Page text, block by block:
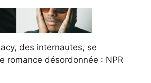
des internautes, se
romance désordonnée : NPR